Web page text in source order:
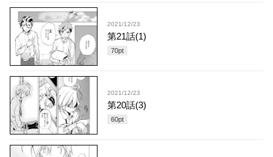
2021/12/23
第21話(1)
70pt
2021/12/23
第20話(3)
60pt